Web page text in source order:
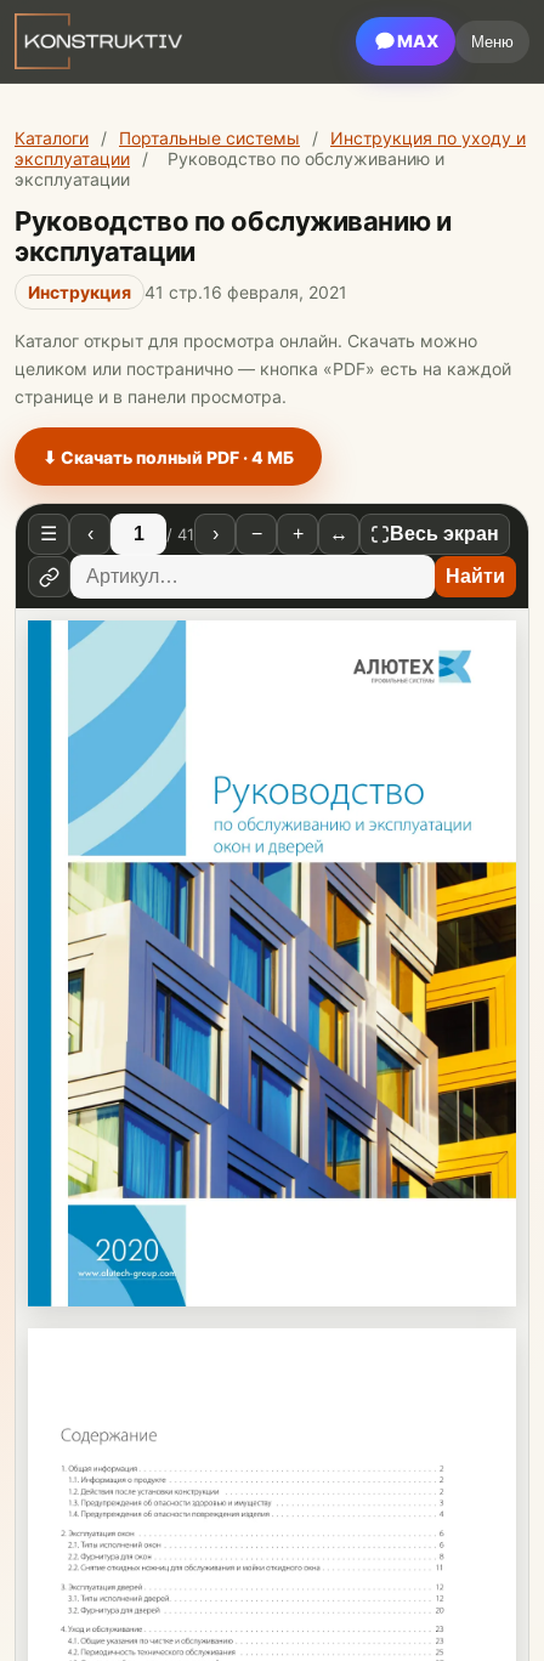
MAX Меню
Каталоги / Портальные системы /
Инструкция по уходу и
эксплуатации
/
Руководство по обслуживанию и
эксплуатации
Руководство по обслуживанию и
эксплуатации
Инструкция 41 стр.16 февраля, 2021
Каталог открыт для просмотра онлайн. Скачать можно
целиком или постранично — кнопка «PDF» есть на каждой
странице и в панели просмотра.
⬇ Скачать полный PDF · 4 МБ
☰ ‹ / 41 › − + ↔ Весь экран
Найти